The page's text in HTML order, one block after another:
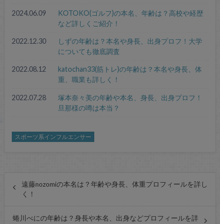
2024.06.09
KOTOKO(ゴルフ)の本名、年齢は？高校や経歴
など詳しくご紹介！
2022.12.30
しずの年齢は？本名や身長、出身プロフ！大学
についても徹底調査
2022.08.12
katochan33(筋トレ)の年齢は？本名や身長、体
重、職業も詳しく！
2022.07.28
塚本奈々美の年齢や本名、身長、出身プロフ！
旦那様の噂は本当？
スポーツ系インフルエンサー
遠藤nozomiの本名は？年齢や身長、体重プロフィールを詳し
く！
蜷川べにの年齢は？身長や本名、出身などプロフィールを詳